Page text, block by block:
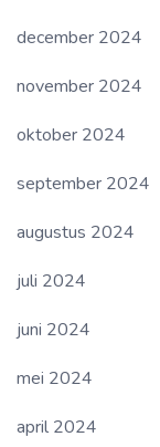
december 2024
november 2024
oktober 2024
september 2024
augustus 2024
juli 2024
juni 2024
mei 2024
april 2024